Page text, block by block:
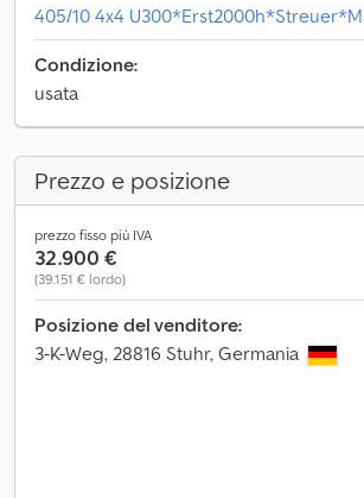
405/10 4x4
Condizione:
usata
Prezzo e posizione
prezzo fisso più IVA
32.900 €
(39.151 € lordo)
Posizione del venditore:
3-K-Weg, 28816 Stuhr, Germania